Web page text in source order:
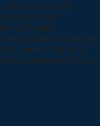
le monde du
de dix ans
sur Rapid-
guides simples et
: aider chacun à
comprendre les